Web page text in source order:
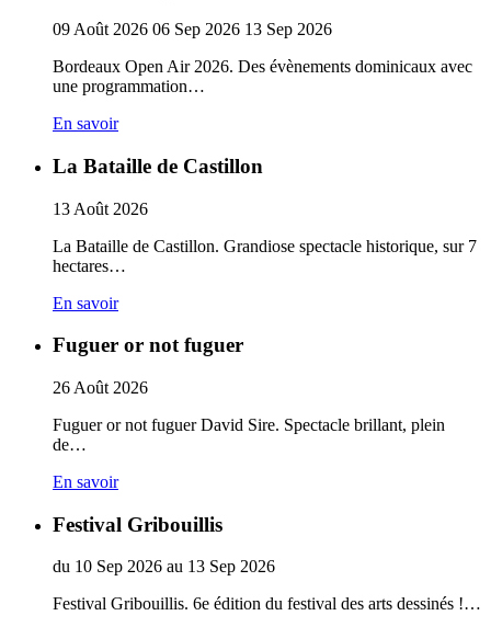
09 Août 2026 06 Sep 2026 13 Sep 2026
Bordeaux Open Air 2026. Des évènements dominicaux avec
une programmation…
En savoir
La Bataille de Castillon
13 Août 2026
La Bataille de Castillon. Grandiose spectacle historique, sur 7
hectares…
En savoir
Fuguer or not fuguer
26 Août 2026
Fuguer or not fuguer David Sire. Spectacle brillant, plein
de…
En savoir
Festival Gribouillis
du 10 Sep 2026 au 13 Sep 2026
Festival Gribouillis. 6e édition du festival des arts dessinés !…